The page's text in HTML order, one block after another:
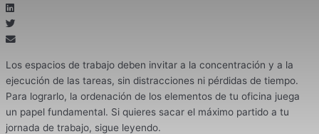
Los espacios de trabajo deben invitar a la concentración y a la
ejecución de las tareas, sin distracciones ni pérdidas de tiempo.
Para lograrlo, la ordenación de los elementos de tu oficina juega
un papel fundamental. Si quieres sacar el máximo partido a tu
jornada de trabajo, sigue leyendo.